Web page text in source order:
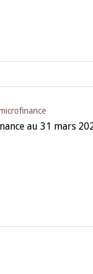
au 31 mars